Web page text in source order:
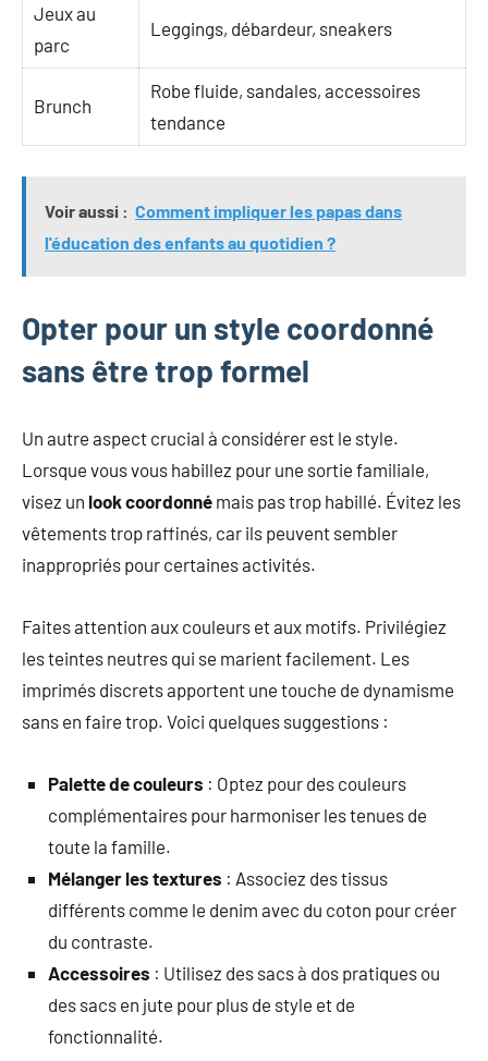
Jeux au
parc
Leggings, débardeur, sneakers
Brunch
Robe fluide, sandales, accessoires
tendance
Voir aussi : Comment impliquer les papas dans
l'éducation des enfants au quotidien ?
Opter pour un style coordonné
sans être trop formel
Un autre aspect crucial à considérer est le style.
Lorsque vous vous habillez pour une sortie familiale,
visez un look coordonné mais pas trop habillé. Évitez les
vêtements trop raffinés, car ils peuvent sembler
inappropriés pour certaines activités.
Faites attention aux couleurs et aux motifs. Privilégiez
les teintes neutres qui se marient facilement. Les
imprimés discrets apportent une touche de dynamisme
sans en faire trop. Voici quelques suggestions :
Palette de couleurs : Optez pour des couleurs
complémentaires pour harmoniser les tenues de
toute la famille.
Mélanger les textures : Associez des tissus
différents comme le denim avec du coton pour créer
du contraste.
Accessoires : Utilisez des sacs à dos pratiques ou
des sacs en jute pour plus de style et de
fonctionnalité.